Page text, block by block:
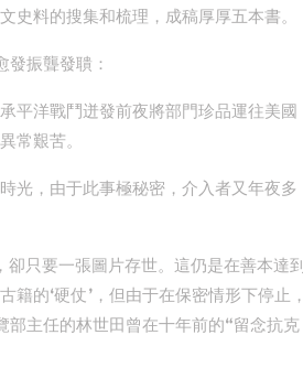
料的搜集和梳理，成稿厚厚五本書。
振聾發聵：
平洋戰鬥迸發前夜將部門珍品運往美國
常艱苦。
光，由于此事極秘密，介入者又年夜多
只要一張圖片存世。這仍是在善本達到
的‘硬仗’，但由于在保密情形下停止，
主任的林世田曾在十年前的“留念抗克